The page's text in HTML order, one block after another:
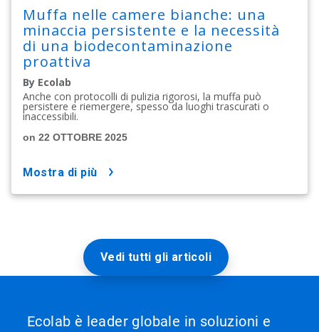
Muffa nelle camere bianche: una
minaccia persistente e la necessità
di una biodecontaminazione
proattiva
By Ecolab
Anche con protocolli di pulizia rigorosi, la muffa può
persistere e riemergere, spesso da luoghi trascurati o
inaccessibili.
on 22 OTTOBRE 2025
mostra di più
Vedi tutti gli articoli
Ecolab è leader globale in soluzioni e